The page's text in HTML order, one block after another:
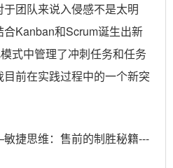
团队来说入侵感不是太明
Kanban和Scrum诞生出新
式中管理了冲刺任务和任务
前在实践过程中的一个新突
捷思维：售前的制胜秘籍---